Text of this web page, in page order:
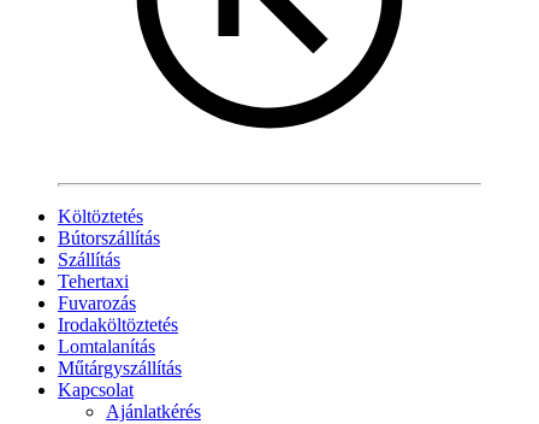
Költöztetés
Bútorszállítás
Szállítás
Tehertaxi
Fuvarozás
Irodaköltöztetés
Lomtalanítás
Műtárgyszállítás
Kapcsolat
Ajánlatkérés